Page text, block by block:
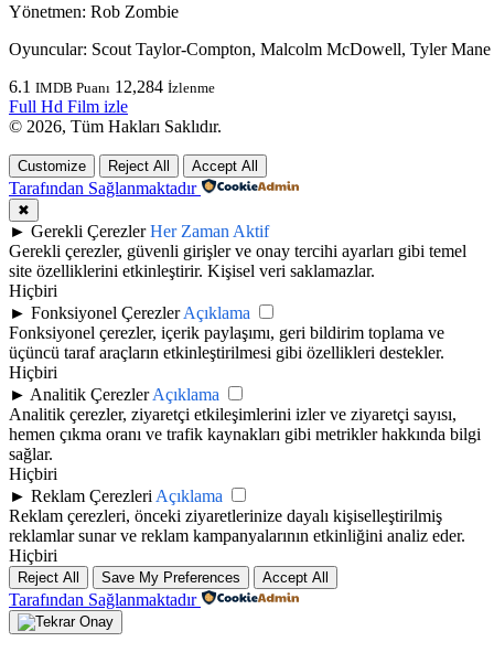
Yönetmen: Rob Zombie
Oyuncular: Scout Taylor-Compton, Malcolm McDowell, Tyler Mane
6.1 IMDB Puanı 12,284 İzlenme
Full Hd Film izle
© 2026, Tüm Hakları Saklıdır.
Customize Reject All Accept All
Tarafından Sağlanmaktadır
✖
► Gerekli Çerezler Her Zaman Aktif
Gerekli çerezler, güvenli girişler ve onay tercihi ayarları gibi temel
site özelliklerini etkinleştirir. Kişisel veri saklamazlar.
Hiçbiri
► Fonksiyonel Çerezler Açıklama
Fonksiyonel çerezler, içerik paylaşımı, geri bildirim toplama ve
üçüncü taraf araçların etkinleştirilmesi gibi özellikleri destekler.
Hiçbiri
► Analitik Çerezler Açıklama
Analitik çerezler, ziyaretçi etkileşimlerini izler ve ziyaretçi sayısı,
hemen çıkma oranı ve trafik kaynakları gibi metrikler hakkında bilgi
sağlar.
Hiçbiri
► Reklam Çerezleri Açıklama
Reklam çerezleri, önceki ziyaretlerinize dayalı kişiselleştirilmiş
reklamlar sunar ve reklam kampanyalarının etkinliğini analiz eder.
Hiçbiri
Reject All Save My Preferences Accept All
Tarafından Sağlanmaktadır